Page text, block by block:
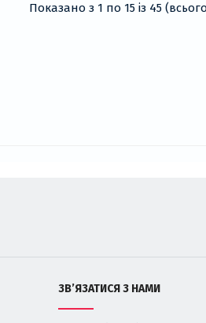
Показано з 1 по 15 із 45
ЗВ’ЯЗАТИСЯ З НАМИ